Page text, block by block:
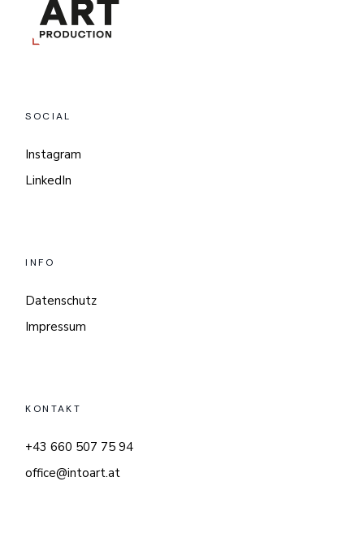
SOCIAL
Instagram
LinkedIn
INFO
Datenschutz
Impressum
KONTAKT
+43 660 507 75 94
office@intoart.at